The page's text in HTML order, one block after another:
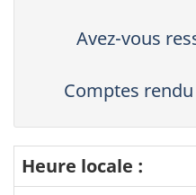
Avez-vous
Comptes
Heure locale :